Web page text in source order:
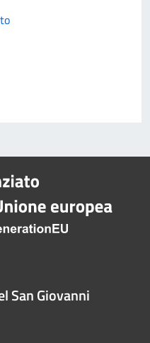
San Giovanni